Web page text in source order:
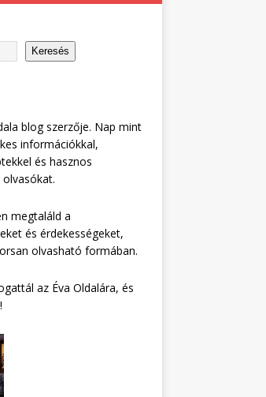
Keresés
blog szerzője. Nap mint
információkkal,
és hasznos
megtaláld a
és érdekességeket,
olvasható formában.
az Éva Oldalára, és